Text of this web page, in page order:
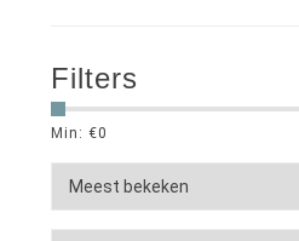
Filters
Min: €0